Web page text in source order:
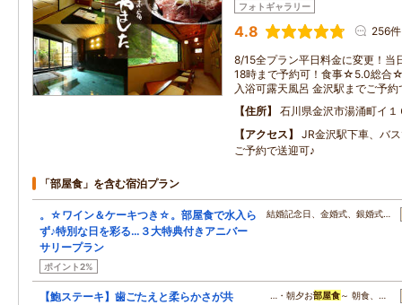
フォトギャラリー
4.8 256件
8/15全プラン平日料金に変更！当
18時まで予約可！食事☆5.0総合
入浴可露天風呂 金沢駅までご予
住所
石川県金沢市湯涌町イ１
アクセス
JR金沢駅下車、バ
ご予約で送迎可♪
「部屋食」を含む宿泊プラン
。☆ワイン＆ケーキつき☆。部屋食で水入ら
ず♪特別な日を彩る…３大特典付きアニバー
サリープラン
ポイント2%
結婚記念日、金婚式、銀婚式…
【鮑ステーキ】歯ごたえと柔らかさが共
…・朝夕お部屋食～ 朝食、…